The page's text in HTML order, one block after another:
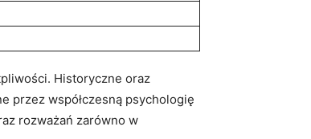
Historyczne oraz
przez współczesną psychologię
rozważań zarówno w